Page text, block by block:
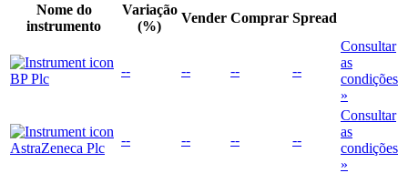
Nome do
instrumento
Variação
(%)
Vender Comprar Spread
BP Plc
-- -- -- --
Consultar
as
condições
»
AstraZeneca Plc
-- -- -- --
Consultar
as
condições
»